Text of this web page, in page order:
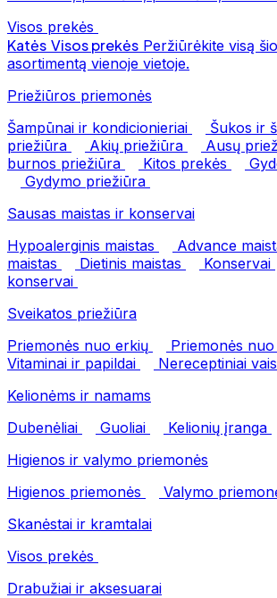
Visos prekės
Katės Visos prekės Peržiūrėkite visą
asortimentą vienoje vietoje.
Priežiūros priemonės
Šampūnai ir kondicionieriai
Šukos ir
priežiūra
Akių priežiūra Ausų
burnos priežiūra
Kitos prekės
Gydymo priežiūra
Sausas maistas ir konservai
Hypoalerginis maistas
Advance
maistas
Dietinis maistas Konservai
konservai
Sveikatos priežiūra
Priemonės nuo erkių
Priemonės
Vitaminai ir papildai
Nereceptiniai
Kelionėms ir namams
Dubenėliai
Guoliai
Kelionių įranga
Higienos ir valymo priemonės
Higienos priemonės
Valymo
Skanėstai ir kramtalai
Visos prekės
Drabužiai ir aksesuarai